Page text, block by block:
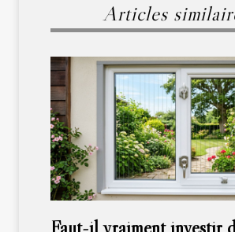
Articles